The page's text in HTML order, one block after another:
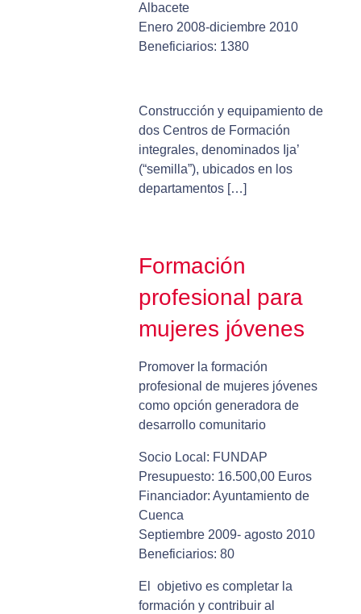
Albacete
Enero 2008-diciembre 2010
Beneficiarios: 1380
Construcción y equipamiento de
dos Centros de Formación
integrales, denominados Ija’
(“semilla”), ubicados en los
departamentos […]
Formación
profesional para
mujeres jóvenes
Promover la formación
profesional de mujeres jóvenes
como opción generadora de
desarrollo comunitario
Socio Local: FUNDAP
Presupuesto: 16.500,00 Euros
Financiador: Ayuntamiento de
Cuenca
Septiembre 2009- agosto 2010
Beneficiarios: 80
El objetivo es completar la
formación y contribuir al